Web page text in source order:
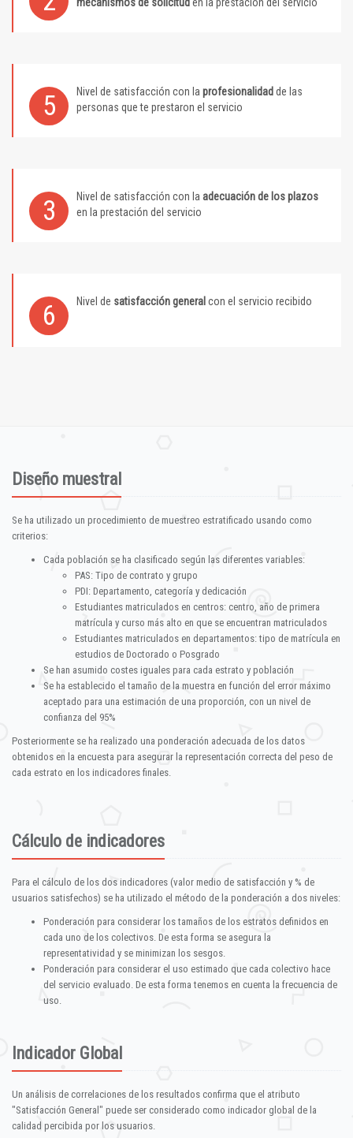
5 Nivel de satisfacción con la profesionalidad de las
personas que te prestaron el servicio
3 Nivel de satisfacción con la adecuación de los plazos
en la prestación del servicio
6 Nivel de satisfacción general con el servicio recibido
Diseño muestral
Se ha utilizado un procedimiento de muestreo estratificado usando como
criterios:
Cada población se ha clasificado según las diferentes variables:
PAS: Tipo de contrato y grupo
PDI: Departamento, categoría y dedicación
Estudiantes matriculados en centros: centro, año de primera
matrícula y curso más alto en que se encuentran matriculados
Estudiantes matriculados en departamentos: tipo de matrícula en
estudios de Doctorado o Posgrado
Se han asumido costes iguales para cada estrato y población
Se ha establecido el tamaño de la muestra en función del error máximo
aceptado para una estimación de una proporción, con un nivel de
confianza del 95%
Posteriormente se ha realizado una ponderación adecuada de los datos
obtenidos en la encuesta para asegurar la representación correcta del peso de
cada estrato en los indicadores finales.
Cálculo de indicadores
Para el cálculo de los dos indicadores (valor medio de satisfacción y % de
usuarios satisfechos) se ha utilizado el método de la ponderación a dos niveles:
Ponderación para considerar los tamaños de los estratos definidos en
cada uno de los colectivos. De esta forma se asegura la
representatividad y se minimizan los sesgos.
Ponderación para considerar el uso estimado que cada colectivo hace
del servicio evaluado. De esta forma tenemos en cuenta la frecuencia de
uso.
Indicador Global
Un análisis de correlaciones de los resultados confirma que el atributo
"Satisfacción General" puede ser considerado como indicador global de la
calidad percibida por los usuarios.